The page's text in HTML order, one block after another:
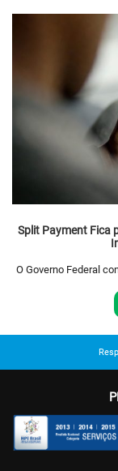
Split Payment Fica
O Governo Federal